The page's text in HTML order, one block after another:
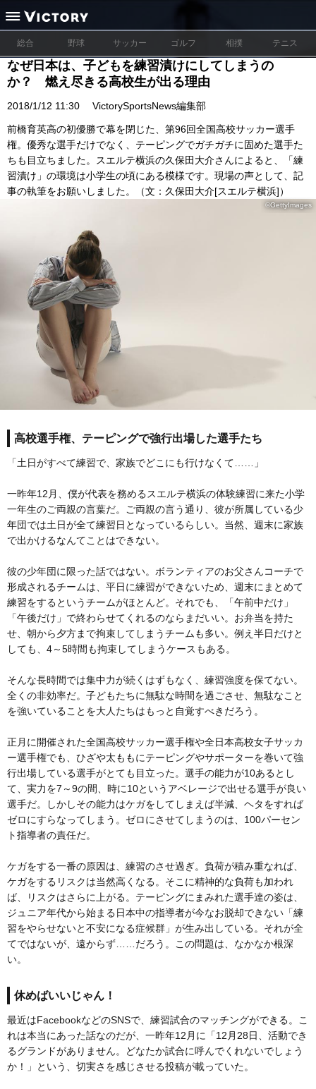
総合 野球 サッカー ゴルフ 相撲 テニス
なぜ日本は、子どもを練習漬けにしてしまうの
か？ 燃え尽きる高校生が出る理由
2018/1/12 11:30 VictorySportsNews編集部
前橋育英高の初優勝で幕を閉じた、第96回全国高校サッカー選手
権。優秀な選手だけでなく、テーピングでガチガチに固めた選手た
ちも目立ちました。スエルテ横浜の久保田大介さんによると、「練
習漬け」の環境は小学生の頃にある模様です。現場の声として、記
事の執筆をお願いしました。（文：久保田大介[スエルテ横浜]）
©GettyImages
高校選手権、テーピングで強行出場した選手たち
「土日がすべて練習で、家族でどこにも行けなくて……」
一昨年12月、僕が代表を務めるスエルテ横浜の体験練習に来た小学
一年生のご両親の言葉だ。ご両親の言う通り、彼が所属している少
年団では土日が全て練習日となっているらしい。当然、週末に家族
で出かけるなんてことはできない。
彼の少年団に限った話ではない。ボランティアのお父さんコーチで
形成されるチームは、平日に練習ができないため、週末にまとめて
練習をするというチームがほとんど。それでも、「午前中だけ」
「午後だけ」で終わらせてくれるのならまだいい。お弁当を持た
せ、朝から夕方まで拘束してしまうチームも多い。例え半日だけと
しても、4～5時間も拘束してしまうケースもある。
そんな長時間では集中力が続くはずもなく、練習強度を保てない。
全くの非効率だ。子どもたちに無駄な時間を過ごさせ、無駄なこと
を強いていることを大人たちはもっと自覚すべきだろう。
正月に開催された全国高校サッカー選手権や全日本高校女子サッカ
ー選手権でも、ひざや太ももにテーピングやサポーターを巻いて強
行出場している選手がとても目立った。選手の能力が10あるとし
て、実力を7～9の間、時に10というアベレージで出せる選手が良い
選手だ。しかしその能力はケガをしてしまえば半減、ヘタをすれば
ゼロにすらなってしまう。ゼロにさせてしまうのは、100パーセン
ト指導者の責任だ。
ケガをする一番の原因は、練習のさせ過ぎ。負荷が積み重なれば、
ケガをするリスクは当然高くなる。そこに精神的な負荷も加われ
ば、リスクはさらに上がる。テーピングにまみれた選手達の姿は、
ジュニア年代から始まる日本中の指導者が今なお脱却できない「練
習をやらせないと不安になる症候群」が生み出している。それが全
てではないが、遠からず……だろう。この問題は、なかなか根深
い。
休めばいいじゃん！
最近はFacebookなどのSNSで、練習試合のマッチングができる。こ
れは本当にあった話なのだが、一昨年12月に「12月28日、活動でき
るグランドがありません。どなたか試合に呼んでくれないでしょう
か！」という、切実さを感じさせる投稿が載っていた。